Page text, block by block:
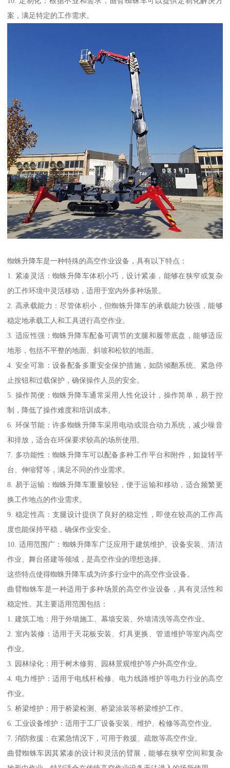
案，满足特定的工作需求。
蜘蛛升降车是一种特殊的高空作业设备，具有以下特点：
1. 紧凑灵活：蜘蛛升降车体积小巧，设计紧凑，能够在狭窄或复杂
的工作环境中灵活移动，适用于室内外多种场景。
2. 高承载能力：尽管体积小，但蜘蛛升降车的承载能力较强，能够
稳定地承载工人和工具进行高空作业。
3. 适应性强：蜘蛛升降车配备可调节的支腿和履带底盘，能够适应
地形，包括不平整的地面、斜坡和松软的地面。
4. 安全可靠：设备配备多重安全保护措施，如防倾翻系统、紧急停
止按钮和过载保护，确保操作人员的安全。
5. 操作简便：蜘蛛升降车通常采用人性化设计，操作简单，易于控
制，降低了操作难度和培训成本。
6. 环保节能：许多蜘蛛升降车采用电动或混合动力系统，减少噪音
和排放，适合在环保要求较高的场所使用。
7. 多功能性：蜘蛛升降车可以配备多种工作平台和附件，如旋转平
台、伸缩臂等，满足不同的作业需求。
8. 易于运输：蜘蛛升降车重量较轻，便于运输和移动，适合频繁更
换工作地点的作业需求。
9. 稳定性高：支腿设计提供了良好的稳定性，即使在较高的工作高
度也能保持平稳，确保作业安全。
10. 适用范围广：蜘蛛升降车广泛应用于建筑维护、设备安装、清洁
作业、舞台搭建等领域，是高空作业的理想选择。
这些特点使得蜘蛛升降车成为许多行业中的高空作业设备。
曲臂蜘蛛车是一种适用于多种场景的高空作业设备，具有灵活性和
稳定性。其主要适用范围包括：
1. 建筑工地：用于外墙施工、幕墙安装、外墙清洗等高空作业。
2. 室内装修：适用于天花板安装、灯具更换、管道维护等室内高空
作业。
3. 园林绿化：用于树木修剪、园林景观维护等户外高空作业。
4. 电力维护：适用于电线杆检修、电力线路维护等电力行业的高空
作业。
5. 桥梁维护：用于桥梁检测、桥梁涂装等桥梁维护工作。
6. 工业设备维护：适用于工厂设备安装、维护、检修等高空作业。
7. 消防救援：在紧急情况下，可用于救援、疏散等高空作业。
曲臂蜘蛛车因其紧凑的设计和灵活的臂展，能够在狭窄空间和复杂